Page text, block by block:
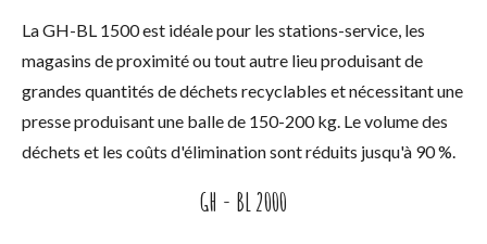
La GH-BL 1500 est idéale pour les stations-service, les
magasins de proximité ou tout autre lieu produisant de
grandes quantités de déchets recyclables et nécessitant une
presse produisant une balle de 150-200 kg. Le volume des
déchets et les coûts d'élimination sont réduits jusqu'à 90 %.
GH - BL 2000